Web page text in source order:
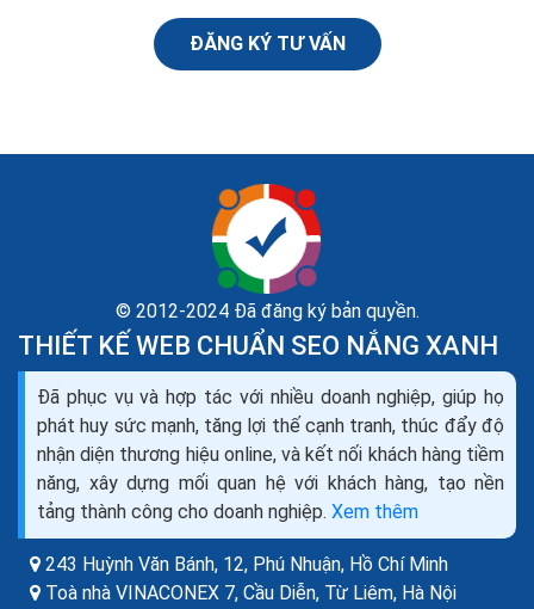
Cách chậy quảng cáo nội thất bán trên Facebook
Zalo Tiktok Web ra đơn
Ngành nội thất yêu cầu chi phí kinh doanh rất cao, do đó
nhà quảng cáo cũng sẵn sàng đầu tư mạnh vào
Marketing để đem lại nhiều lợi nhuận hơn nữa. Vậy...
ĐĂNG KÝ TƯ VẤN
© 2012-2024 Đã đăng ký bản quyền.
THIẾT KẾ WEB CHUẨN SEO NẮNG XANH
Đã phục vụ và hợp tác với nhiều doanh nghiệp, giúp họ
phát huy sức mạnh, tăng lợi thế cạnh tranh, thúc đẩy độ
nhận diện thương hiệu online, và kết nối khách hàng tiềm
năng, xây dựng mối quan hệ với khách hàng, tạo nền
tảng thành công cho doanh nghiệp. Xem thêm
243 Huỳnh Văn Bánh, 12, Phú Nhuận, Hồ Chí Minh
Toà nhà VINACONEX 7, Cầu Diễn, Từ Liêm, Hà Nội